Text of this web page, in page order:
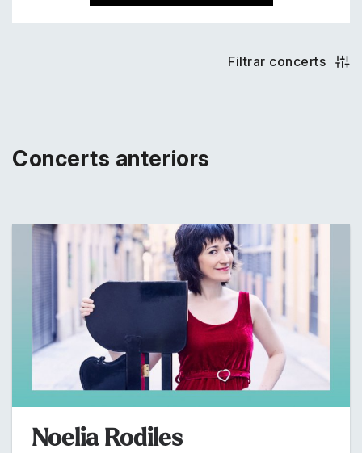
Filtrar concerts
Concerts anteriors
Noelia Rodiles